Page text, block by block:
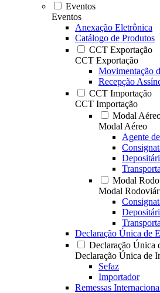
Eventos
Eventos
Anexação Eletrônica
Catálogo de Produtos
CCT Exportação
CCT Exportação
Movimentação
Recepção
CCT Importação
CCT Importação
Modal
Modal Aéreo
Agente
Modal
Modal
Declaração Única de
Declaração Única
Declaração Única de
Sefaz
Importador
Remessas